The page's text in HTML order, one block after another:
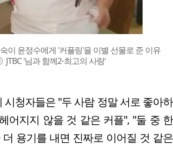
이 윤정수에게 '커플링'을 이별 선물로 준 이유
'님과 함께2-최고의 사랑'
시청자들은 "두 사람 정말 서로 좋아하
어지지 않을 것 같은 커플", "둘 중 한
용기를 내면 진짜로 이어질 것 같은